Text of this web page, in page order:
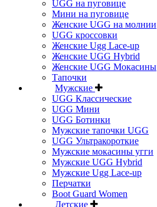
UGG на пуговице
Мини на пуговице
Женские UGG на молнии
UGG кроссовки
Женские Ugg Lace-up
Женские UGG Hybrid
Женские UGG Мокасины
Тапочки
Мужские
UGG Классические
UGG Мини
UGG Ботинки
Мужские тапочки UGG
UGG Ультракороткие
Мужские мокасины угги
Мужские UGG Hybrid
Мужские Ugg Lace-up
Перчатки
Boot Guard Women
Детские